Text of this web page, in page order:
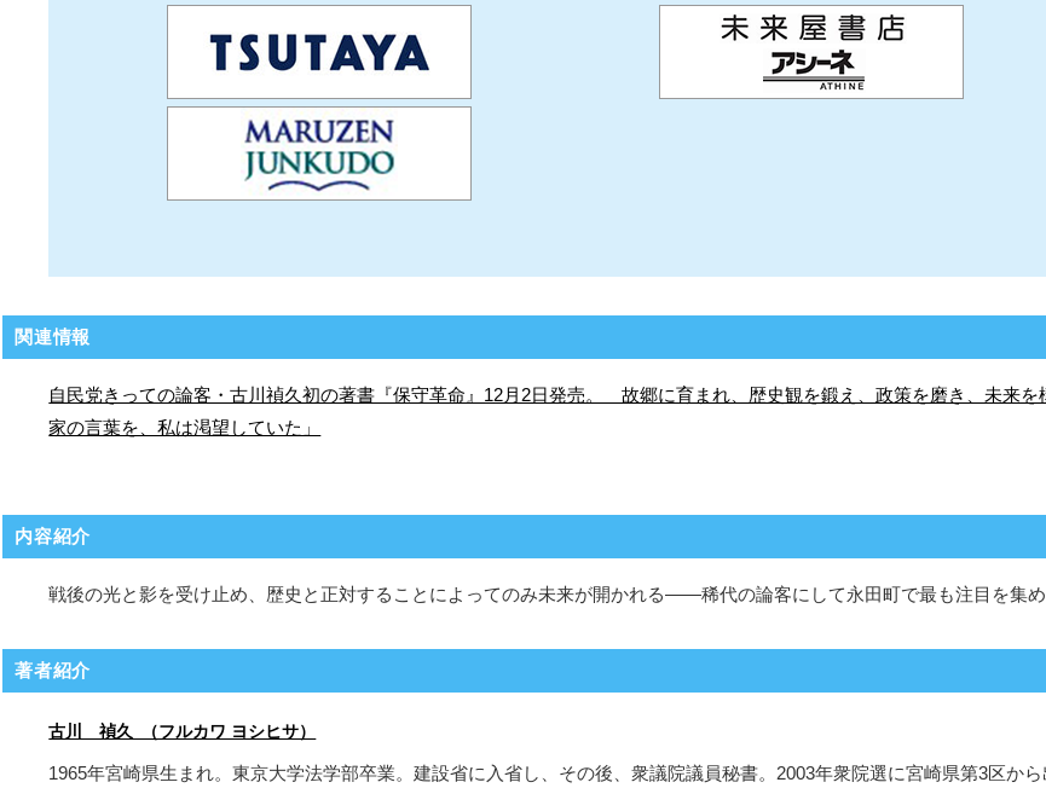
関連情報
自民党きっての論客・古川禎久初の著書『保守革命』12月2日発売。 故郷に育まれ、歴史観を鍛え、政策を磨き、未来
家の言葉を、私は渇望していた」
内容紹介
戦後の光と影を受け止め、歴史と正対することによってのみ未来が開かれる――稀代の論客にして永田町で最も注目を集
著者紹介
古川 禎久 （フルカワ ヨシヒサ）
1965年宮崎県生まれ。東京大学法学部卒業。建設省に入省し、その後、衆議院議員秘書。2003年衆院選に宮崎県第3区か